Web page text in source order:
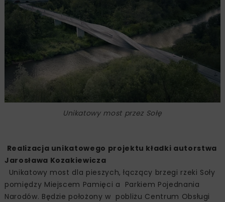
Unikatowy most przez Sołę
Realizacja unikatowego projektu kładki autorstwa
Jarosława Kozakiewicza
Unikatowy most dla pieszych, łączący brzegi rzeki Soły
pomiędzy Miejscem Pamięci a Parkiem Pojednania
Narodów. Będzie położony w pobliżu Centrum Obsługi